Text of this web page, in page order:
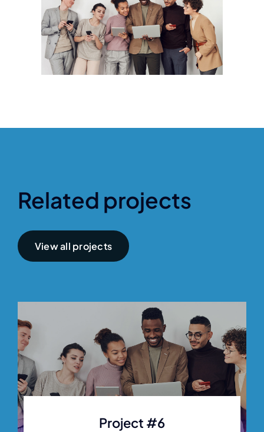
Related projects
View all projects
Project #6